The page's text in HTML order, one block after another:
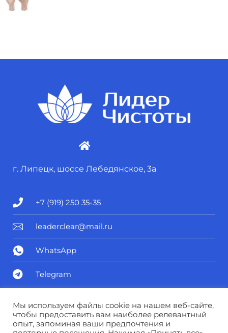
г. Липецк, шоссе Лебедянское, 3а
+7 (919) 250 35-35
leaderclear@mail.ru
WhatsApp
Telegram
Политика конфиденциальности
Соглашение о персональных данных
Мы используем файлы cookie на нашем веб-сайте,
чтобы предоставить вам наиболее релевантный
опыт, запоминая ваши предпочтения и